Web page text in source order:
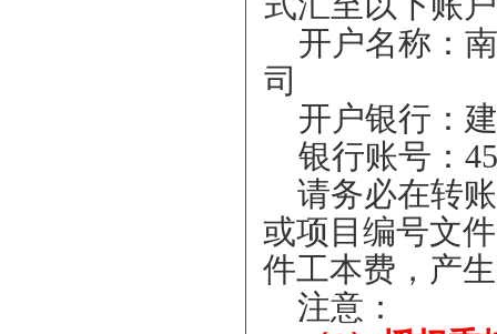
开户名称：
司
开户银行：
银行账号：
请务必在转
或项目编号文
件工本费，产
注意：